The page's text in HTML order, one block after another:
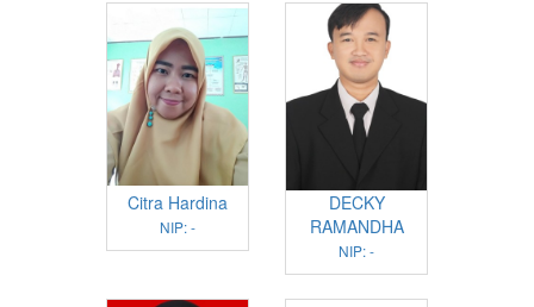
Citra Hardina
NIP: -
DECKY
RAMANDHA
NIP: -